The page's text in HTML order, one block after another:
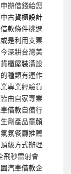
申辦借錢給您
古貨櫃設計
款條件挑選
是利用支票
深耕台灣美
貨櫃屋裝潢設
種類有運作
專業經驗貨
由自家專業
借款自備行
劑產品童顏
氛餐廳推薦
級方式辦理
飛秒雷射會
汽車借款企